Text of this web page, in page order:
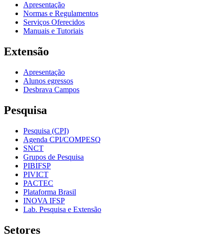
Apresentação
Normas e Regulamentos
Serviços Oferecidos
Manuais e Tutoriais
Extensão
Apresentação
Alunos egressos
Desbrava Campos
Pesquisa
Pesquisa (CPI)
Agenda CPI/COMPESQ
SNCT
Grupos de Pesquisa
PIBIFSP
PIVICT
PACTEC
Plataforma Brasil
INOVA IFSP
Lab. Pesquisa e Extensão
Setores